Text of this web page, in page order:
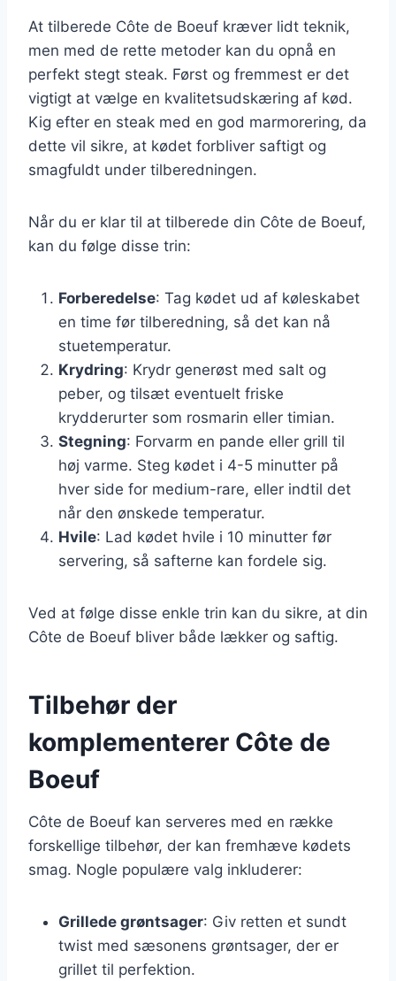
At tilberede Côte de Boeuf kræver lidt teknik,
men med de rette metoder kan du opnå en
perfekt stegt steak. Først og fremmest er det
vigtigt at vælge en kvalitetsudskæring af kød.
Kig efter en steak med en god marmorering, da
dette vil sikre, at kødet forbliver saftigt og
smagfuldt under tilberedningen.
Når du er klar til at tilberede din Côte de Boeuf,
kan du følge disse trin:
Forberedelse: Tag kødet ud af køleskabet
en time før tilberedning, så det kan nå
stuetemperatur.
Krydring: Krydr generøst med salt og
peber, og tilsæt eventuelt friske
krydderurter som rosmarin eller timian.
Stegning: Forvarm en pande eller grill til
høj varme. Steg kødet i 4-5 minutter på
hver side for medium-rare, eller indtil det
når den ønskede temperatur.
Hvile: Lad kødet hvile i 10 minutter før
servering, så safterne kan fordele sig.
Ved at følge disse enkle trin kan du sikre, at din
Côte de Boeuf bliver både lækker og saftig.
Tilbehør der
komplementerer Côte de
Boeuf
Côte de Boeuf kan serveres med en række
forskellige tilbehør, der kan fremhæve kødets
smag. Nogle populære valg inkluderer:
Grillede grøntsager: Giv retten et sundt
twist med sæsonens grøntsager, der er
grillet til perfektion.